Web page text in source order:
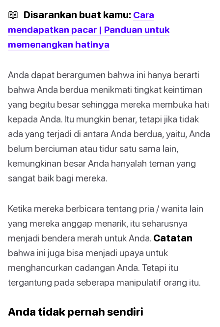
📖 Disarankan buat kamu: Cara
mendapatkan pacar | Panduan untuk
memenangkan hatinya
Anda dapat berargumen bahwa ini hanya berarti
bahwa Anda berdua menikmati tingkat keintiman
yang begitu besar sehingga mereka membuka hati
kepada Anda. Itu mungkin benar, tetapi jika tidak
ada yang terjadi di antara Anda berdua, yaitu, Anda
belum berciuman atau tidur satu sama lain,
kemungkinan besar Anda hanyalah teman yang
sangat baik bagi mereka.
Ketika mereka berbicara tentang pria / wanita lain
yang mereka anggap menarik, itu seharusnya
menjadi bendera merah untuk Anda. Catatan
bahwa ini juga bisa menjadi upaya untuk
menghancurkan cadangan Anda. Tetapi itu
tergantung pada seberapa manipulatif orang itu.
Anda tidak pernah sendiri